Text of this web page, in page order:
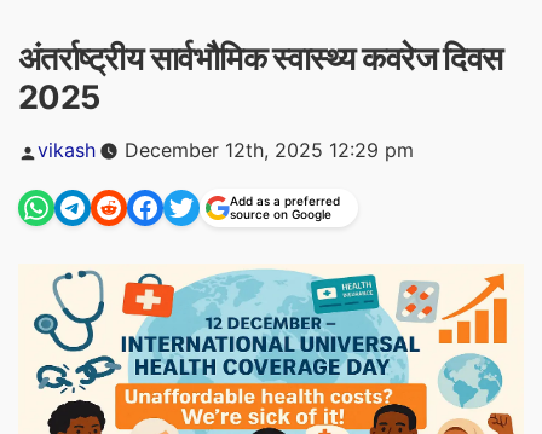
अंतर्राष्ट्रीय सार्वभौमिक स्वास्थ्य कवरेज दिवस
2025
Posted
vikash December 12th, 2025 12:29 pm
Add as a preferred
source on Google